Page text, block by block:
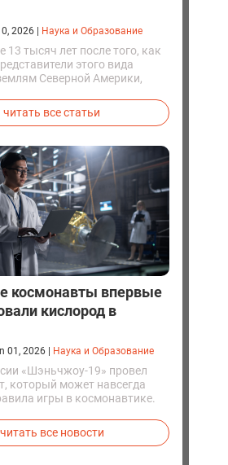
2026 Наука и Образование
13 тысяч лет после того, как
этого вида
Северной Америки,
генетически
щенков с фенотипом
читать все статьи
космонавты впервые
кислород в
01, 2026 Наука и Образование
«Шэньчжоу-19» провел
который может навсегда
игры в космонавтике.
кислород и
топлива с
читать все новости